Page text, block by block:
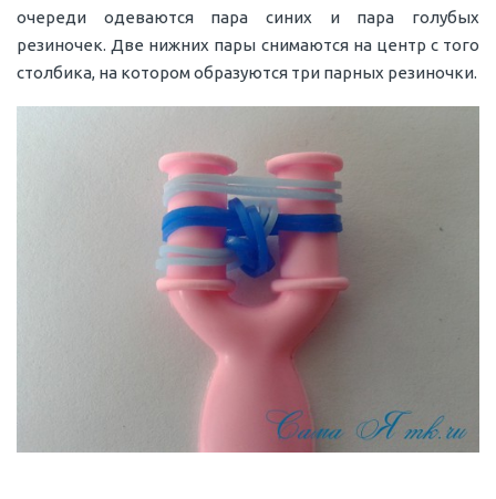
очереди одеваются пара синих и пара голубых
резиночек. Две нижних пары снимаются на центр с того
столбика, на котором образуются три парных резиночки.